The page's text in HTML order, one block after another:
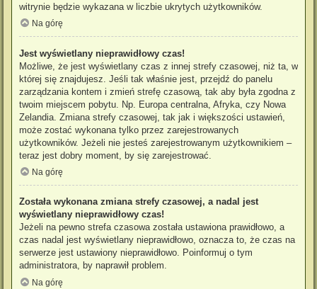
witrynie będzie wykazana w liczbie ukrytych użytkowników.
Na górę
Jest wyświetlany nieprawidłowy czas!
Możliwe, że jest wyświetlany czas z innej strefy czasowej, niż ta, w
której się znajdujesz. Jeśli tak właśnie jest, przejdź do panelu
zarządzania kontem i zmień strefę czasową, tak aby była zgodna z
twoim miejscem pobytu. Np. Europa centralna, Afryka, czy Nowa
Zelandia. Zmiana strefy czasowej, tak jak i większości ustawień,
może zostać wykonana tylko przez zarejestrowanych
użytkowników. Jeżeli nie jesteś zarejestrowanym użytkownikiem –
teraz jest dobry moment, by się zarejestrować.
Na górę
Została wykonana zmiana strefy czasowej, a nadal jest
wyświetlany nieprawidłowy czas!
Jeżeli na pewno strefa czasowa została ustawiona prawidłowo, a
czas nadal jest wyświetlany nieprawidłowo, oznacza to, że czas na
serwerze jest ustawiony nieprawidłowo. Poinformuj o tym
administratora, by naprawił problem.
Na górę